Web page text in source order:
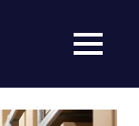
MENÚ